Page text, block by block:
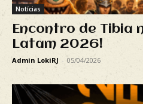
Notícias
Encontro de Tibia
Latam 2026!
Admin LokiRJ - 05/04/2026